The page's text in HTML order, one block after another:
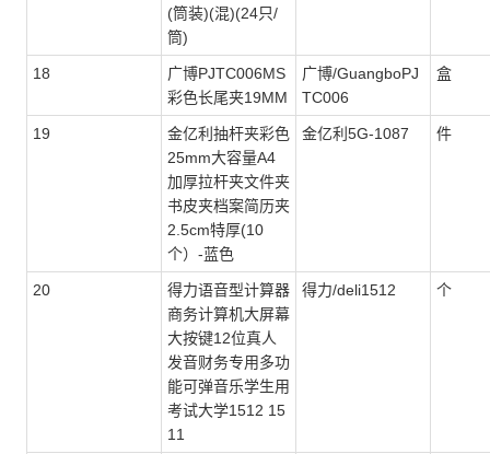
(筒装)(混)(24只/
筒)
18
广博PJTC006MS
彩色长尾夹19MM
广博/GuangboPJ
TC006
盒
19
金亿利抽杆夹彩色
25mm大容量A4
加厚拉杆夹文件夹
书皮夹档案简历夹
2.5cm特厚(10
个）-蓝色
金亿利5G-1087 件
20
得力语音型计算器
商务计算机大屏幕
大按键12位真人
发音财务专用多功
能可弹音乐学生用
考试大学1512 15
11
得力/deli1512 个